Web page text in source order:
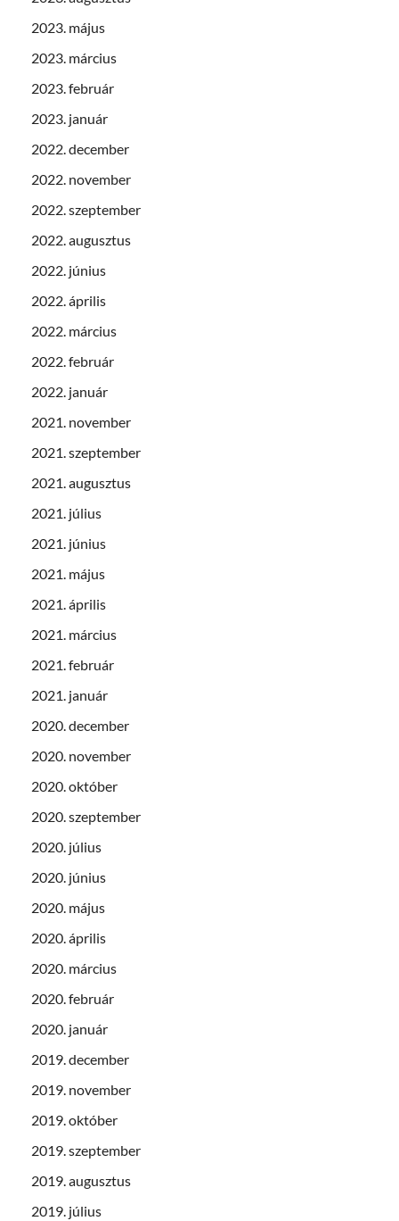
2023. május
2023. március
2023. február
2023. január
2022. december
2022. november
2022. szeptember
2022. augusztus
2022. június
2022. április
2022. március
2022. február
2022. január
2021. november
2021. szeptember
2021. augusztus
2021. július
2021. június
2021. május
2021. április
2021. március
2021. február
2021. január
2020. december
2020. november
2020. október
2020. szeptember
2020. július
2020. június
2020. május
2020. április
2020. március
2020. február
2020. január
2019. december
2019. november
2019. október
2019. szeptember
2019. augusztus
2019. július